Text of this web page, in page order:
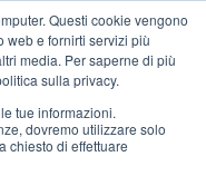
Questi cookie vengono
web e fornirti servizi più
media. Per saperne di più
sulla privacy.
tue informazioni.
dovremo utilizzare solo
chiesto di effettuare